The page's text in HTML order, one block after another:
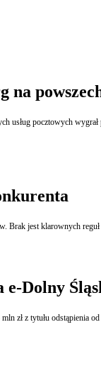
pocztowych
e-Dolny
zł z tytułu